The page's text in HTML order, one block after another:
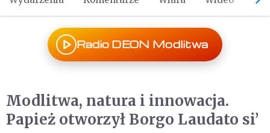
Radio DEON Modlitwa
Modlitwa, natura i innowacja.
Papież otworzył Borgo Laudato si’